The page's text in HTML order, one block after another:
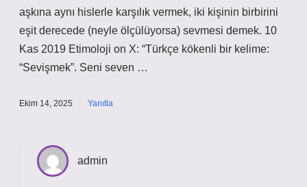
aşkına aynı hislerle karşılık vermek, iki kişinin birbirini
eşit derecede (neyle ölçülüyorsa) sevmesi demek. 10
Kas 2019 Etimoloji on X: “Türkçe kökenli bir kelime:
“Sevişmek”. Seni seven …
Ekim 14, 2025 Yanıtla
admin